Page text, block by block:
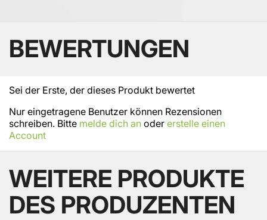
BEWERTUNGEN
Sei der Erste, der dieses Produkt bewertet
Nur eingetragene Benutzer können Rezensionen
schreiben. Bitte melde dich an oder erstelle einen
Account
WEITERE PRODUKTE
DES PRODUZENTEN